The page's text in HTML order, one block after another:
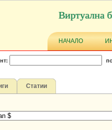
Виртуална
НАЧАЛО
Статии